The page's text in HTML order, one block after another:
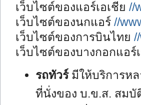
เว็บไซต์ของแอร์เอเชีย //
เว็บไซต์ของนกแอร์ //
เว็บไซต์ของการบินไทย
เว็บไซต์ของบางกอกแอร์
รถทัวร์มีให้บริการหล
ที่นั่งของ บ.ข.ส. สมบั